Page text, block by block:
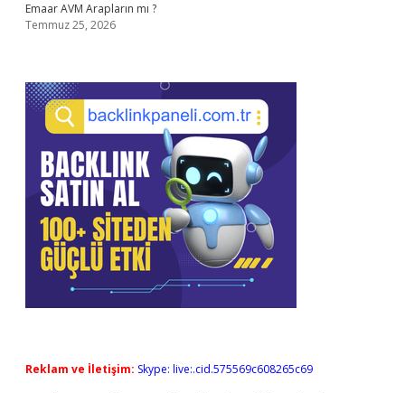
Emaar AVM Arapların mı ?
Temmuz 25, 2026
Reklam ve İletişim: Skype: live:.cid.575569c608265c69